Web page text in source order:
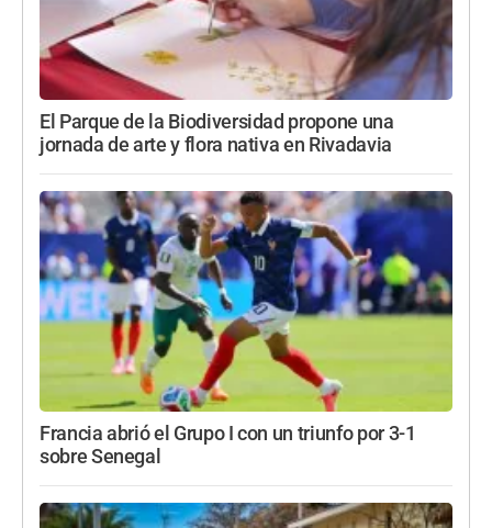
El Parque de la Biodiversidad propone una
jornada de arte y flora nativa en Rivadavia
Francia abrió el Grupo I con un triunfo por 3-1
sobre Senegal